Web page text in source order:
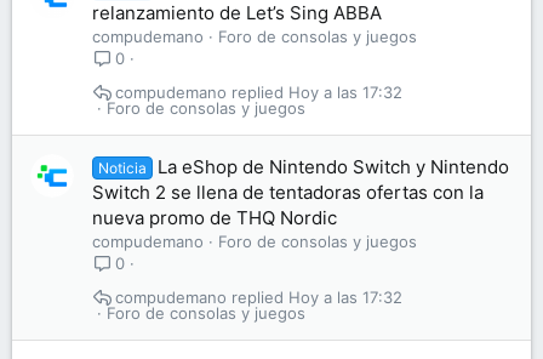
relanzamiento de Let’s Sing ABBA
compudemano
Foro de consolas y juegos
0
Foro de consolas y juegos
Hoy a las 17:32
compudemano
Noticia
La eShop de Nintendo Switch y Nintendo
Switch 2 se llena de tentadoras ofertas con la
nueva promo de THQ Nordic
compudemano
Foro de consolas y juegos
0
Foro de consolas y juegos
Hoy a las 17:32
compudemano